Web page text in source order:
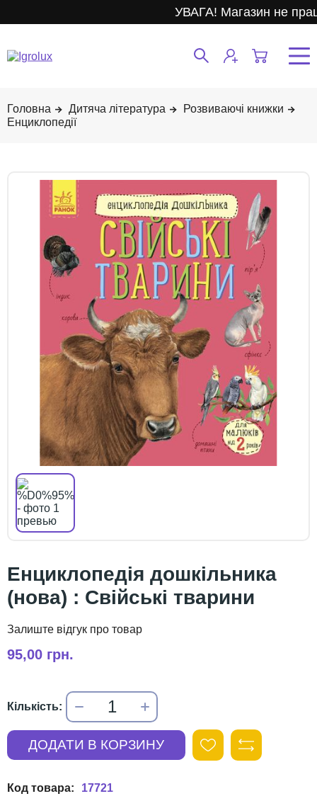
УВАГА! Магазин не
Дитяча література
Розвиваючі книжки
Енциклопедії
Енциклопедія дошкільника
(нова) : Свійські тварини
95,00 грн.
17721